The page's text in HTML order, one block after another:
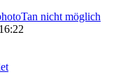
nicht möglich